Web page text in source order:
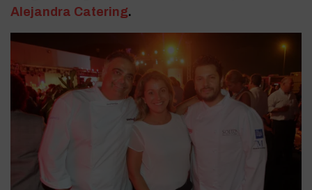
Alejandra Catering.